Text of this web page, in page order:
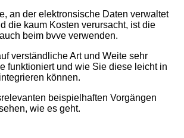
an der elektronsische Daten verwaltet
die kaum Kosten verursacht, ist die
beim bvve verwenden.
verständliche Art und Weite sehr
funktioniert und wie Sie diese leicht in
können.
beispielhaften Vorgängen
wie es geht.